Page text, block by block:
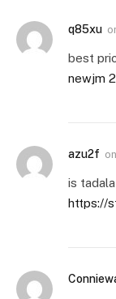
q85xu
best
newjm
azu2f on
is
https://